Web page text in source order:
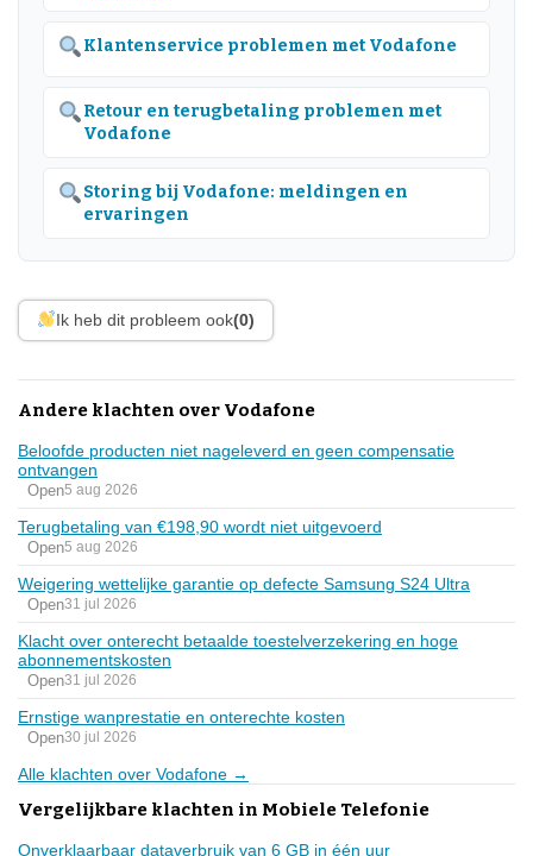
Klantenservice problemen met Vodafone
Retour en terugbetaling problemen met
Vodafone
Storing bij Vodafone: meldingen en
ervaringen
Ik heb dit probleem ook(0)
Andere klachten over Vodafone
Beloofde producten niet nageleverd en geen compensatie
ontvangen
Open5 aug 2026
Terugbetaling van €198,90 wordt niet uitgevoerd
Open5 aug 2026
Weigering wettelijke garantie op defecte Samsung S24 Ultra
Open31 jul 2026
Klacht over onterecht betaalde toestelverzekering en hoge
abonnementskosten
Open31 jul 2026
Ernstige wanprestatie en onterechte kosten
Open30 jul 2026
Alle klachten over Vodafone →
Vergelijkbare klachten in Mobiele Telefonie
Onverklaarbaar dataverbruik van 6 GB in één uur